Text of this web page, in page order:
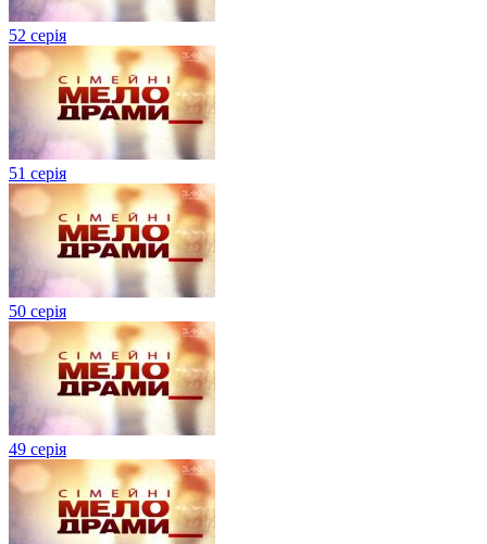
52 серія
51 серія
50 серія
49 серія